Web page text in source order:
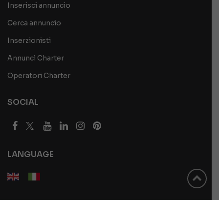
Inserisci annuncio
Cerca annuncio
Inserzionisti
Annunci Charter
Operatori Charter
SOCIAL
LANGUAGE